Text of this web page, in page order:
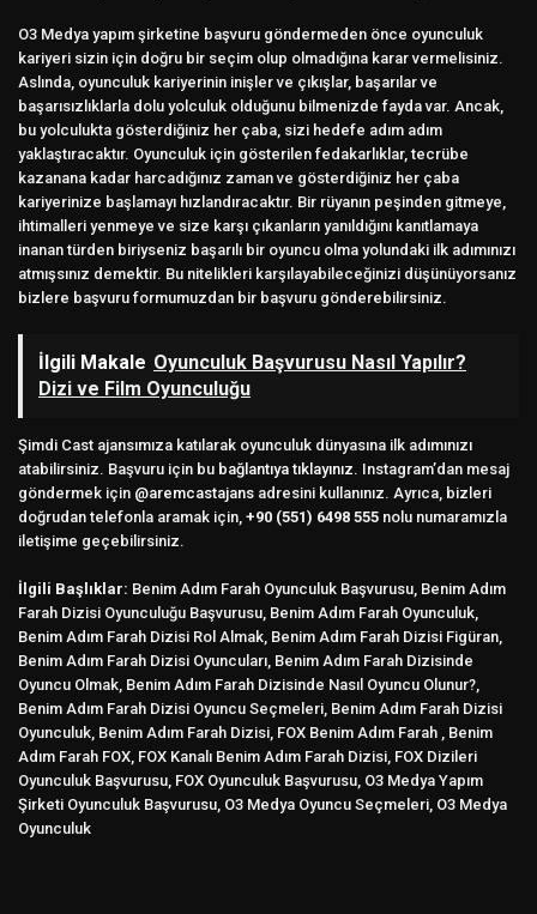
O3 Medya yapım şirketine başvuru göndermeden önce oyunculuk
kariyeri sizin için doğru bir seçim olup olmadığına karar vermelisiniz.
Aslında, oyunculuk kariyerinin inişler ve çıkışlar, başarılar ve
başarısızlıklarla dolu yolculuk olduğunu bilmenizde fayda var. Ancak,
bu yolculukta gösterdiğiniz her çaba, sizi hedefe adım adım
yaklaştıracaktır. Oyunculuk için gösterilen fedakarlıklar, tecrübe
kazanana kadar harcadığınız zaman ve gösterdiğiniz her çaba
kariyerinize başlamayı hızlandıracaktır. Bir rüyanın peşinden gitmeye,
ihtimalleri yenmeye ve size karşı çıkanların yanıldığını kanıtlamaya
inanan türden biriyseniz başarılı bir oyuncu olma yolundaki ilk adımınızı
atmışsınız demektir. Bu nitelikleri karşılayabileceğinizi düşünüyorsanız
bizlere başvuru formumuzdan bir başvuru gönderebilirsiniz.
İlgili Makale Oyunculuk Başvurusu Nasıl Yapılır?
Dizi ve Film Oyunculuğu
Şimdi Cast ajansımıza katılarak oyunculuk dünyasına ilk adımınızı
atabilirsiniz. Başvuru için bu bağlantıya tıklayınız. Instagram’dan mesaj
göndermek için @aremcastajans adresini kullanınız. Ayrıca, bizleri
doğrudan telefonla aramak için, +90 (551) 6498 555 nolu numaramızla
iletişime geçebilirsiniz.
İlgili Başlıklar: Benim Adım Farah Oyunculuk Başvurusu, Benim Adım
Farah Dizisi Oyunculuğu Başvurusu, Benim Adım Farah Oyunculuk,
Benim Adım Farah Dizisi Rol Almak, Benim Adım Farah Dizisi Figüran,
Benim Adım Farah Dizisi Oyuncuları, Benim Adım Farah Dizisinde
Oyuncu Olmak, Benim Adım Farah Dizisinde Nasıl Oyuncu Olunur?,
Benim Adım Farah Dizisi Oyuncu Seçmeleri, Benim Adım Farah Dizisi
Oyunculuk, Benim Adım Farah Dizisi, FOX Benim Adım Farah , Benim
Adım Farah FOX, FOX Kanalı Benim Adım Farah Dizisi, FOX Dizileri
Oyunculuk Başvurusu, FOX Oyunculuk Başvurusu, O3 Medya Yapım
Şirketi Oyunculuk Başvurusu, O3 Medya Oyuncu Seçmeleri, O3 Medya
Oyunculuk